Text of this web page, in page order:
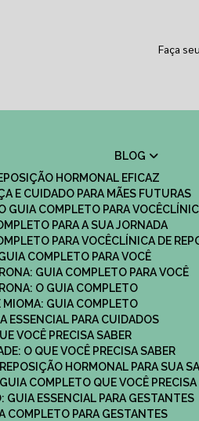
Faça
BLOG
HORMONAL EFICAZ
E CUIDADO PARA MÃES FUTURAS
GUIA COMPLETO PARA VOCÊ
PARA A SUA JORNADA
PARA VOCÊ
CLÍNICA DE
COMPLETO PARA VOCÊ
GUIA COMPLETO PARA VOCÊ
O GUIA COMPLETO
MIOMA: GUIA COMPLETO
ESSENCIAL PARA CUIDADOS
VOCÊ PRECISA SABER
O QUE VOCÊ PRECISA SABER
HORMONAL PARA SUA
COMPLETO QUE VOCÊ PRECISA
GUIA ESSENCIAL PARA GESTANTES
COMPLETO PARA GESTANTES